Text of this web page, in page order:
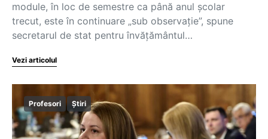
module, în loc de semestre ca până anul școlar
trecut, este în continuare „sub observație”, spune
secretarul de stat pentru învățământul…
Vezi articolul
Profesori Știri